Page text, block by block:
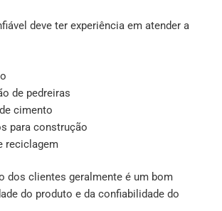
deve ter experiência em atender a
de pedreiras
cimento
para construção
reciclagem
dos clientes geralmente é um bom
do produto e da confiabilidade do